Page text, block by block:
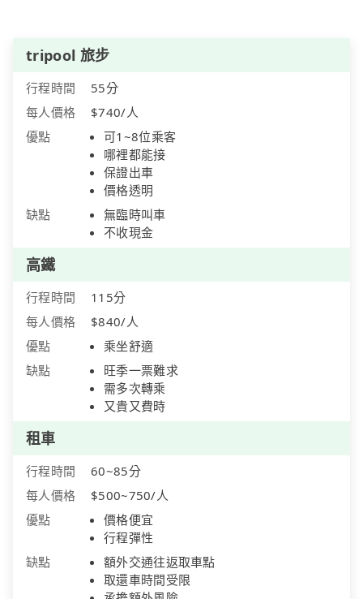
tripool 旅步
行程時間
55分
每人價格
$740/人
優點
可1~8位乘客
哪裡都能接
保證出車
價格透明
缺點
無臨時叫車
不收現金
高鐵
行程時間
115分
每人價格
$840/人
優點
乘坐舒適
缺點
旺季一票難求
需多次轉乘
又貴又費時
租車
行程時間
60~85分
每人價格
$500~750/人
優點
價格便宜
行程彈性
缺點
額外交通往返取車點
取還車時間受限